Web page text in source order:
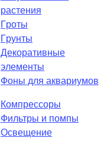
растения
Гpоты
Гpунты
Декоративные
элементы
Фoны для аквариумов
Компрессоры
Фильтры и помпы
Освещение